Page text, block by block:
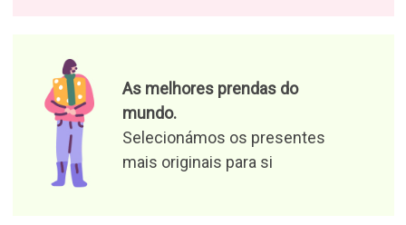
As melhores prendas do
mundo.
Selecionámos os presentes
mais originais para si